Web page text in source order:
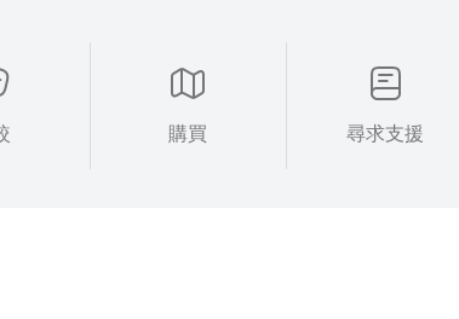
購買 尋求支援